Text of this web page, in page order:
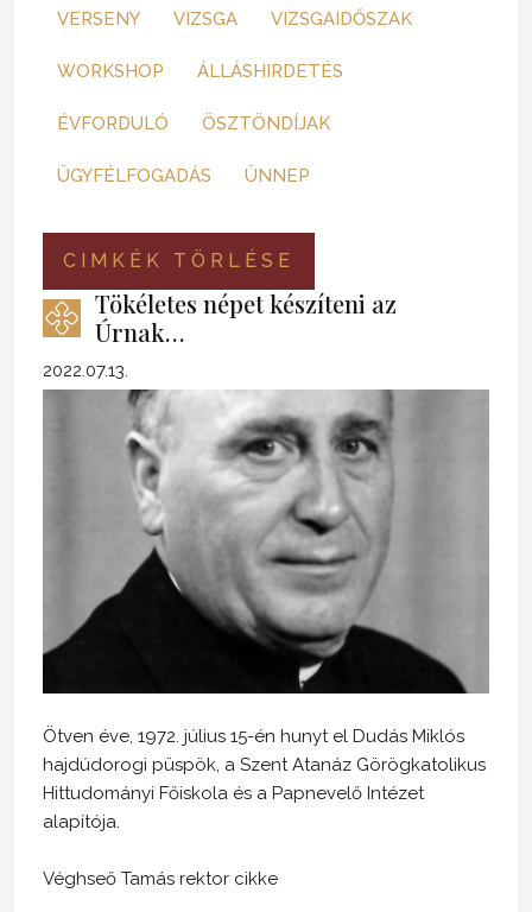
VERSENY VIZSGA VIZSGAIDŐSZAK
WORKSHOP ÁLLÁSHIRDETÉS
ÉVFORDULÓ ÖSZTÖNDÍJAK
ÜGYFÉLFOGADÁS ÜNNEP
CIMKÉK TÖRLÉSE
Tökéletes népet készíteni az
Úrnak…
2022.07.13.
Ötven éve, 1972. július 15-én hunyt el Dudás Miklós
hajdúdorogi püspök, a Szent Atanáz Görögkatolikus
Hittudományi Főiskola és a Papnevelő Intézet
alapítója.
Véghseő Tamás rektor cikke